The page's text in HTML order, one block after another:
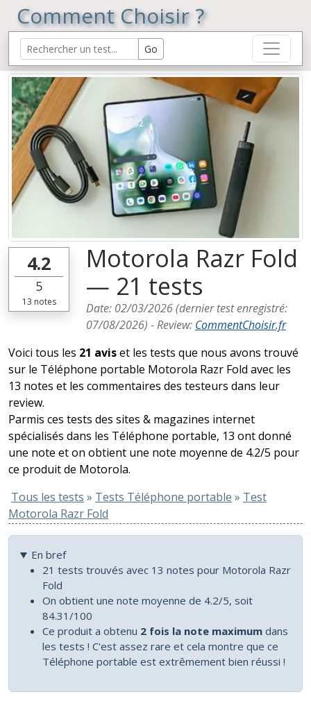
Comment Choisir ?
4.2
5
13 notes
Motorola Razr Fold
— 21 tests
Date: 02/03/2026(dernier test enregistré:
07/08/2026) -Review: CommentChoisir.fr
Voici tous les 21 aviset les tests que nous avons trouvé
sur le Téléphone portable Motorola Razr Fold avec les
13 notes et les commentaires des testeurs dans leur
review.
Parmis ces tests des sites & magazines internet
spécialisés dans les Téléphone portable, 13 ont donné
une note et on obtient une note moyenne de 4.2/5 pour
ce produit de Motorola.
Tous les tests » Tests Téléphone portable » Test
Motorola Razr Fold
En bref
21 tests trouvés avec 13 notes pour Motorola Razr
Fold
On obtient une note moyenne de 4.2/5, soit
84.31/100
Ce produit a obtenu 2 fois la note maximum dans
les tests ! C'est assez rare et cela montre que ce
Téléphone portable est extrêmement bien réussi !